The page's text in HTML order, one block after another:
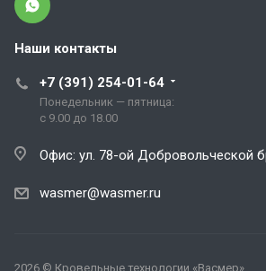
Наши контакты
+7 (391) 254-01-64
Понедельник — пятница:
с 9.00 до 18.00
Офис: ул. 78-ой Добровольческой
wasmer@wasmer.ru
2026 © Кровельные технологии «Васмер»